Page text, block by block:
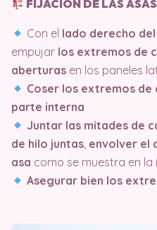
FIJACIÓN DE LAS ASAS
Con el lado derecho
empujar los extremos de
aberturas en los paneles
Coser los extremos de
parte interna
Juntar las mitades de
de hilo juntas, envolver el
asa como se muestra en la
Asegurar bien los